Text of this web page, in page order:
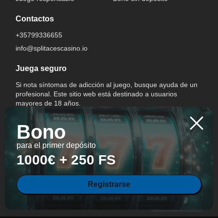
Bono
para el primer depósito
1000€ + 250 FS
Registrarse
Contactos
+35799336655
info@splitacescasino.io
Juega seguro
Si nota síntomas de adicción al juego, busque ayuda de un
profesional. Este sitio web está destinado a usuarios
mayores de 18 años.
All Rights Reserved.
Cambiar idioma